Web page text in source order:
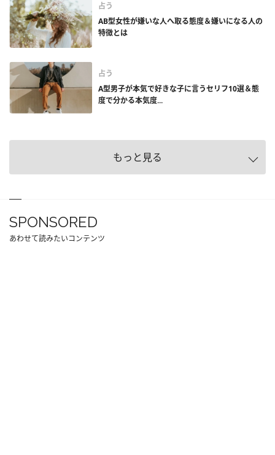
占う
AB型女性が嫌いな人へ取る態度＆嫌いになる人の
特徴とは
占う
A型男子が本気で好きな子に言うセリフ10選＆態
度で分かる本気度...
もっと見る
SPONSORED
あわせて読みたいコンテンツ